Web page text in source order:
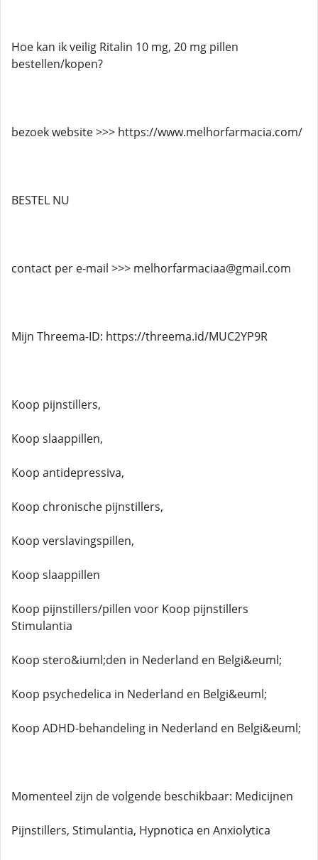
Hoe kan ik veilig Ritalin 10 mg, 20 mg pillen
bestellen/kopen?
bezoek website >>> https://www.melhorfarmacia.com/
BESTEL NU
contact per e-mail >>> melhorfarmaciaa@gmail.com
Mijn Threema-ID: https://threema.id/MUC2YP9R
Koop pijnstillers,
Koop slaappillen,
Koop antidepressiva,
Koop chronische pijnstillers,
Koop verslavingspillen,
Koop slaappillen
Koop pijnstillers/pillen voor Koop pijnstillers
Stimulantia
Koop stero&iuml;den in Nederland en Belgi&euml;
Koop psychedelica in Nederland en Belgi&euml;
Koop ADHD-behandeling in Nederland en Belgi&euml;
Momenteel zijn de volgende beschikbaar: Medicijnen
Pijnstillers, Stimulantia, Hypnotica en Anxiolytica